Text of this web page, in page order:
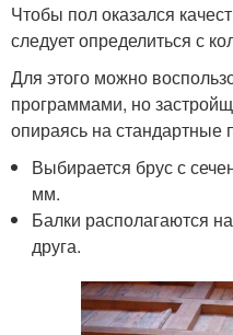
Чтобы пол оказался
следует определиться с
Для этого можно
программами, но
опираясь на стандартные
Выбирается брус с
мм.
Балки располагаются
друга.